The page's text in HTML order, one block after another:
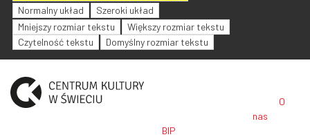
Normalny układ
Szeroki układ
Mniejszy rozmiar tekstu
Większy rozmiar tekstu
Czytelność tekstu
Domyślny rozmiar tekstu
O
nas
BIP